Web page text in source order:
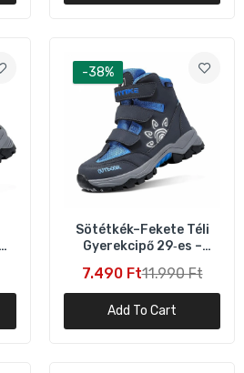
-38%
Sötétkék–Fekete Téli
Gyerekcipő 29‑es –
7.490 Ft11.990 Ft
Add To Cart